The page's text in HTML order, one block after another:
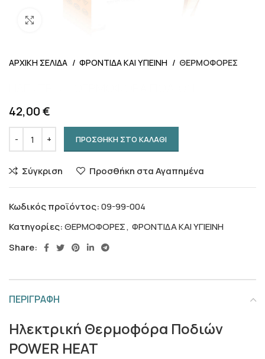
ΑΡΧΙΚΗ ΣΕΛΙΔΑ ΦΡΟΝΤΙΔΑ ΚΑΙ ΥΓΙΕΙΝΗ ΘΕΡΜΟΦΟΡΕΣ
42,00€
ΠΡΟΣΘΗΚΗ ΣΤΟ ΚΑΛΑΘΙ
Σύγκριση Προσθήκη στα Αγαπημένα
Κωδικός προϊόντος:09-99-004
Κατηγορίες:ΘΕΡΜΟΦΟΡΕΣ, ΦΡΟΝΤΙΔΑ ΚΑΙ ΥΓΙΕΙΝΗ
Share:
ΠΕΡΙΓΡΑΦΗ
Ηλεκτρική Θερμοφόρα Ποδιών
POWER HEAT